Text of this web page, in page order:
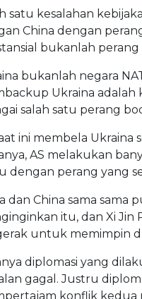
satu kesalahan
China dengan
bukanlah
bukanlah negara
Ukraina adalah
salah satu perang
ini membela Ukraina
AS melakukan
dengan perang yang
dan China sama
itu, dan Xi Jin
untuk memimpin
diplomasi yang
gagal. Justru
konflik kedua